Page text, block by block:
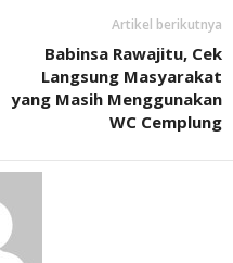
Artikel berikutnya
Babinsa Rawajitu, Cek
Langsung Masyarakat
yang Masih Menggunakan
WC Cemplung